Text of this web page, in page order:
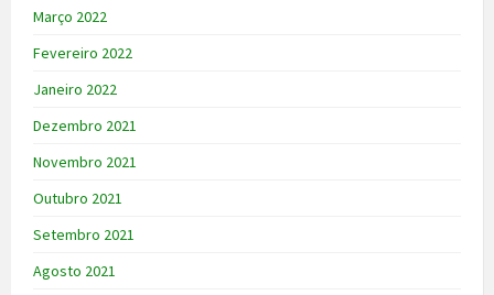
Março 2022
Fevereiro 2022
Janeiro 2022
Dezembro 2021
Novembro 2021
Outubro 2021
Setembro 2021
Agosto 2021